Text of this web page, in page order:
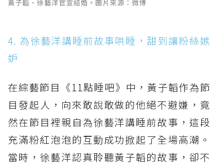
黃子韜、徐藝洋官宣結婚。圖片來源：微博
4. 為徐藝洋講睡前故事哄睡，甜到讓粉絲嫉
妒
在綜藝節目《11點睡吧》中，黃子韜作為節
目發起人，向來敢說敢做的他絕不避嫌，竟
然在節目裡親自為徐藝洋講睡前故事，這段
充滿粉紅泡泡的互動成功掀起了全場高潮。
當時，徐藝洋認真聆聽黃子韜的故事，卻不